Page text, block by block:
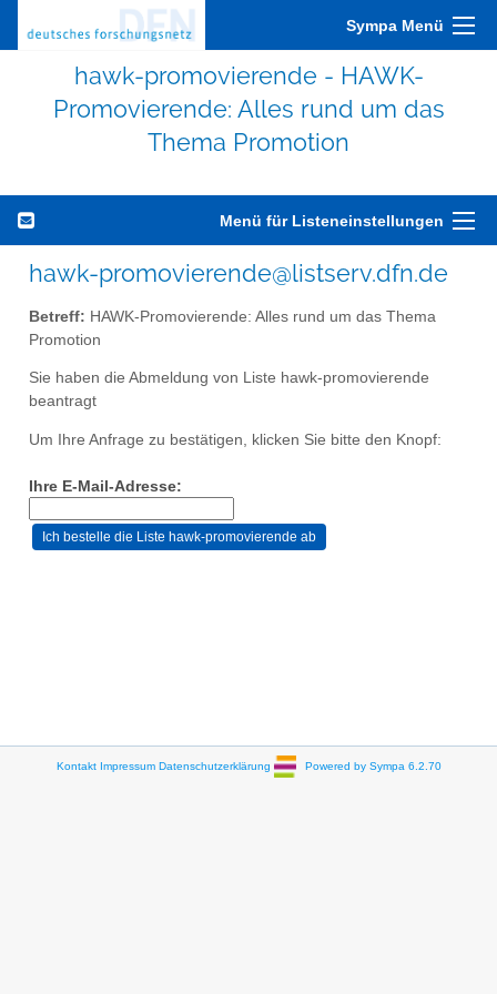
Sympa Menü
hawk-promovierende - HAWK-
Promovierende: Alles rund um das
Thema Promotion
Menü für Listeneinstellungen
hawk-promovierende@listserv.dfn.de
Betreff: HAWK-Promovierende: Alles rund um das Thema
Promotion
Sie haben die Abmeldung von Liste hawk-promovierende
beantragt
Um Ihre Anfrage zu bestätigen, klicken Sie bitte den Knopf:
Ihre E-Mail-Adresse:
Kontakt Impressum Datenschutzerklärung Powered by Sympa 6.2.70